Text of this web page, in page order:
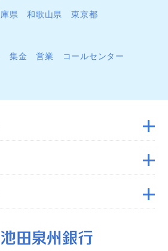
県 和歌山県 東京都
集金 営業
コールセンター